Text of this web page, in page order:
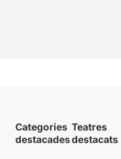
Categories
destacades
Teatres
destacats